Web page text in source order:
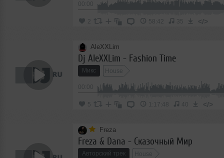
2 58:42 35 </>
AleXXLim
Dj AleXXLim - Fashion Time
Микс House
5 1:17:48 </>
Freza
Freza & Dana - Сказочный Мир
Авторский трек House